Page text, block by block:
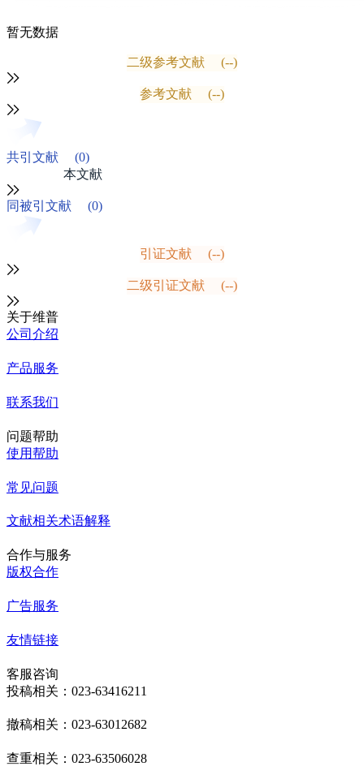
暂无数据
二级参考文献 (--)
参考文献 (--)
共引文献
(0)
本文献
同被引文献 (0)
引证文献 (--)
二级引证文献 (--)
关于维普
公司介绍
产品服务
联系我们
问题帮助
使用帮助
常见问题
文献相关术语解释
合作与服务
版权合作
广告服务
友情链接
客服咨询
投稿相关：023-63416211
撤稿相关：023-63012682
查重相关：023-63506028